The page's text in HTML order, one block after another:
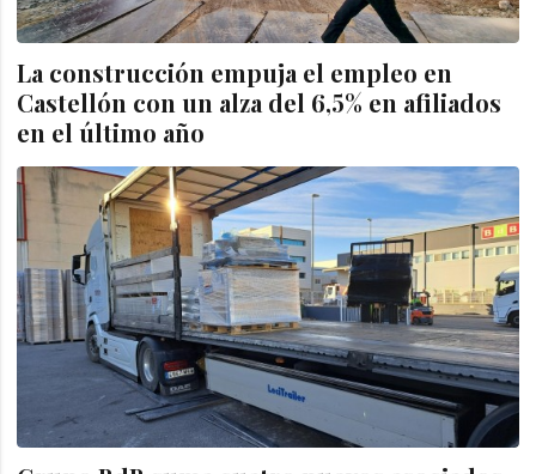
La construcción empuja el empleo en
Castellón con un alza del 6,5% en afiliados
en el último año